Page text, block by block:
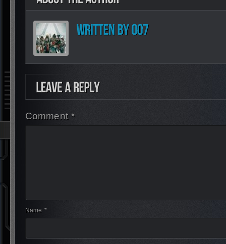
Comment *
Name *